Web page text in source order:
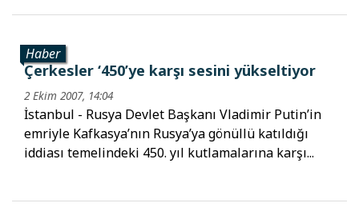
Haber
Çerkesler ‘450’ye karşı sesini yükseltiyor
2 Ekim 2007, 14:04
İstanbul - Rusya Devlet Başkanı Vladimir Putin’in
emriyle Kafkasya’nın Rusya’ya gönüllü katıldığı
iddiası temelindeki 450. yıl kutlamalarına karşı...